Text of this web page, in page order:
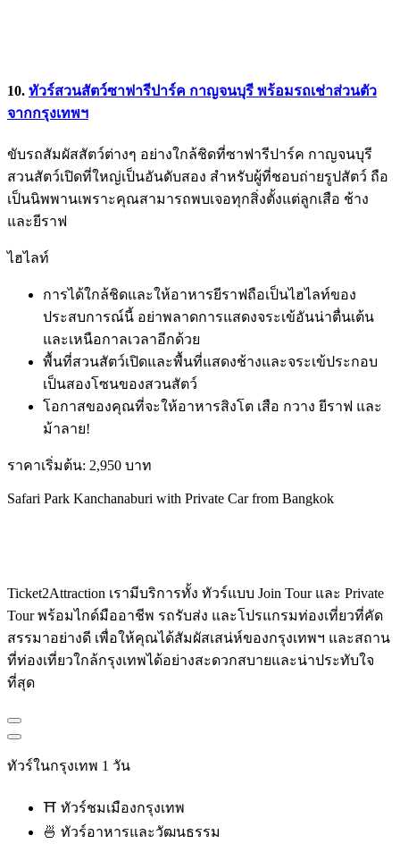
10. ทัวร์สวนสัตว์ซาฟารีปาร์ค กาญจนบุรี พร้อมรถเช่าส่วนตัว
จากกรุงเทพฯ
ขับรถสัมผัสสัตว์ต่างๆ อย่างใกล้ชิดที่ซาฟารีปาร์ค กาญจนบุรี
สวนสัตว์เปิดที่ใหญ่เป็นอันดับสอง สำหรับผู้ที่ชอบถ่ายรูปสัตว์ ถือ
เป็นนิพพานเพราะคุณสามารถพบเจอทุกสิ่งตั้งแต่ลูกเสือ ช้าง
และยีราฟ
ไฮไลท์
การได้ใกล้ชิดและให้อาหารยีราฟถือเป็นไฮไลท์ของ
ประสบการณ์นี้ อย่าพลาดการแสดงจระเข้อันน่าตื่นเต้น
และเหนือกาลเวลาอีกด้วย
พื้นที่สวนสัตว์เปิดและพื้นที่แสดงช้างและจระเข้ประกอบ
เป็นสองโซนของสวนสัตว์
โอกาสของคุณที่จะให้อาหารสิงโต เสือ กวาง ยีราฟ และ
ม้าลาย!
ราคาเริ่มต้น: 2,950 บาท
Safari Park Kanchanaburi with Private Car from Bangkok
Ticket2Attraction เรามีบริการทั้ง ทัวร์แบบ Join Tour และ Private
Tour พร้อมไกด์มืออาชีพ รถรับส่ง และโปรแกรมท่องเที่ยวที่คัด
สรรมาอย่างดี เพื่อให้คุณได้สัมผัสเสน่ห์ของกรุงเทพฯ และสถาน
ที่ท่องเที่ยวใกล้กรุงเทพได้อย่างสะดวกสบายและน่าประทับใจ
ที่สุด
ทัวร์ในกรุงเทพ 1 วัน
⛩ ทัวร์ชมเมืองกรุงเทพ
🍜 ทัวร์อาหารและวัฒนธรรม